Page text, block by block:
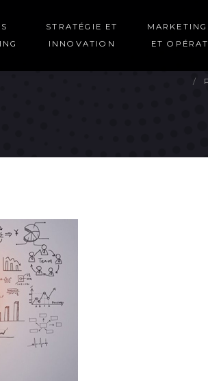
STRATÉGIE ET
INNOVATION
ET